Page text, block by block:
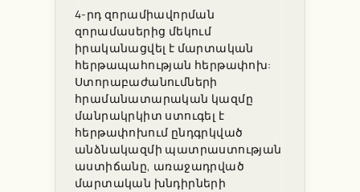
4-րդ զորամիավորման
զորամասերից մեկում
իրականացվել է մարտական
հերթապահության հերթափոխ:
Ստորաբաժանումների
հրամանատարական կազմը
մանրակրկիտ ստուգել է
հերթափոխում ընդգրկված
անձնակազմի պատրաստության
աստիճանը, առաջադրված
մարտական խնդիրների